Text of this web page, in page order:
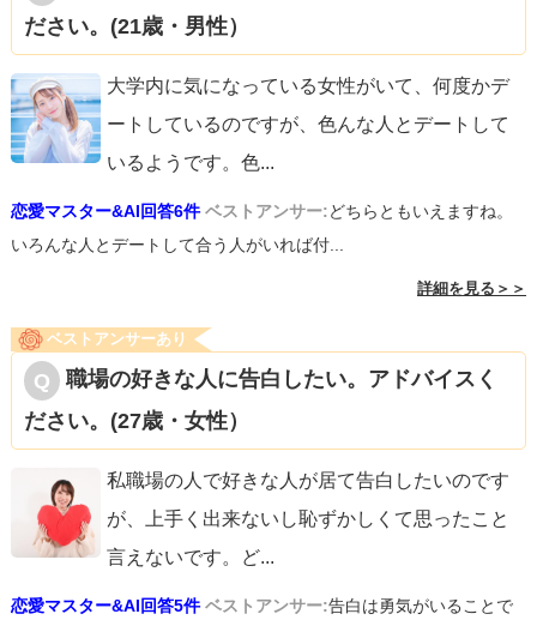
ださい。(21歳・男性）
大学内に気になっている女性がいて、何度かデ
ートしているのですが、色んな人とデートして
いるようです。色...
恋愛マスター&AI回答6件 ベストアンサー:どちらともいえますね。
いろんな人とデートして合う人がいれば付...
詳細を見る＞＞
ベストアンサーあり
職場の好きな人に告白したい。アドバイスく
ださい。(27歳・女性）
私職場の人で好きな人が居て告白したいのです
が、上手く出来ないし恥ずかしくて思ったこと
言えないです。ど...
恋愛マスター&AI回答5件 ベストアンサー:告白は勇気がいることで